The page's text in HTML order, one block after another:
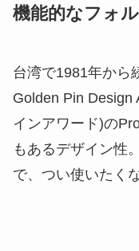
機能的なフォ
台湾で1981年から
Golden Pin Design
インアワード)の
もあるデザイン性
で、つい使いたく